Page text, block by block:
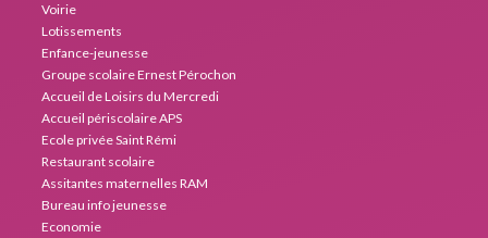
Voirie
Lotissements
Enfance-jeunesse
Groupe scolaire Ernest Pérochon
Accueil de Loisirs du Mercredi
Accueil périscolaire APS
Ecole privée Saint Rémi
Restaurant scolaire
Assitantes maternelles RAM
Bureau info jeunesse
Economie